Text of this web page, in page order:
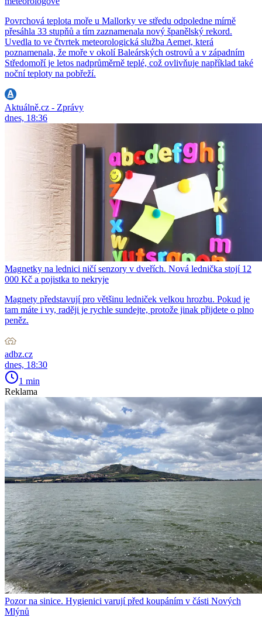
Povrchová teplota moře u Mallorky ve středu odpoledne mírně
přesáhla 33 stupňů a tím zaznamenala nový španělský rekord.
Uvedla to ve čtvrtek meteorologická služba Aemet, která
poznamenala, že moře v okolí Baleárských ostrovů a v západním
Středomoří je letos nadprůměrně teplé, což ovlivňuje například také
noční teploty na pobřeží.
Aktuálně.cz - Zprávy
dnes, 18:36
Magnetky na lednici ničí senzory v dveřích. Nová lednička stojí 12
000 Kč a pojistka to nekryje
Magnety představují pro většinu ledniček velkou hrozbu. Pokud je
tam máte i vy, raději je rychle sundejte, protože jinak přijdete o plno
peněz.
adbz.cz
dnes, 18:30
1 min
Reklama
Pozor na sinice. Hygienici varují před koupáním v části Nových
Mlýnů